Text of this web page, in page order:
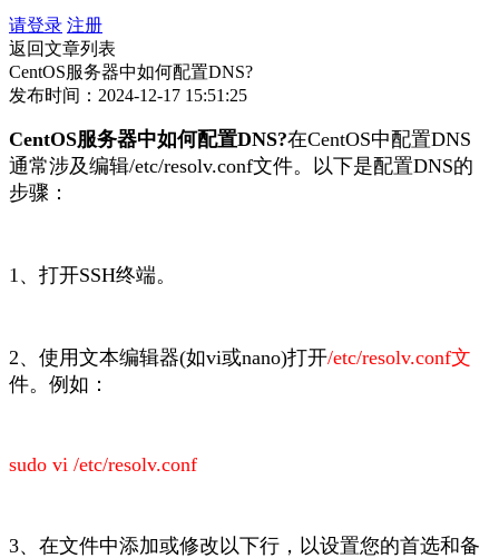
请登录 注册
返回文章列表
CentOS服务器中如何配置DNS?
发布时间：2024-12-17 15:51:25
CentOS服务器中如何配置DNS?在CentOS中配置DNS
通常涉及编辑/etc/resolv.conf文件。以下是配置DNS的
步骤：
1、打开SSH终端。
2、使用文本编辑器(如vi或nano)打开/etc/resolv.conf文
件。例如：
sudo vi /etc/resolv.conf
3、在文件中添加或修改以下行，以设置您的首选和备